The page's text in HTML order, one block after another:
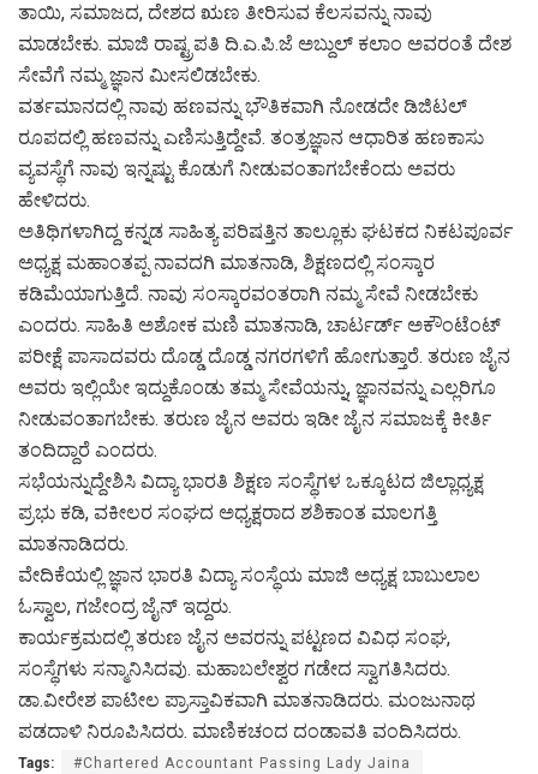
ತಾಯಿ, ಸಮಾಜದ, ದೇಶದ ಋಣ ತೀರಿಸುವ ಕೆಲಸವನ್ನು ನಾವು
ಮಾಡಬೇಕು. ಮಾಜಿ ರಾಷ್ಟ್ರಪತಿ ದಿ.ಎ.ಪಿ.ಜೆ ಅಬ್ದುಲ್ ಕಲಾಂ ಅವರಂತೆ ದೇಶ
ಸೇವೆಗೆ ನಮ್ಮ ಜ್ಞಾನ ಮೀಸಲಿಡಬೇಕು.
ವರ್ತಮಾನದಲ್ಲಿ ನಾವು ಹಣವನ್ನು ಭೌತಿಕವಾಗಿ ನೋಡದೇ ಡಿಜಿಟಲ್
ರೂಪದಲ್ಲಿ ಹಣವನ್ನು ಎಣಿಸುತ್ತಿದ್ದೇವೆ. ತಂತ್ರಜ್ಞಾನ ಆಧಾರಿತ ಹಣಕಾಸು
ವ್ಯವಸ್ಥೆಗೆ ನಾವು ಇನ್ನಷ್ಟು ಕೊಡುಗೆ ನೀಡುವಂತಾಗಬೇಕೆಂದು ಅವರು
ಹೇಳಿದರು.
ಅತಿಥಿಗಳಾಗಿದ್ದ ಕನ್ನಡ ಸಾಹಿತ್ಯ ಪರಿಷತ್ತಿನ ತಾಲ್ಲೂಕು ಘಟಕದ ನಿಕಟಪೂರ್ವ
ಅಧ್ಯಕ್ಷ ಮಹಾಂತಪ್ಪ ನಾವದಗಿ ಮಾತನಾಡಿ, ಶಿಕ್ಷಣದಲ್ಲಿ ಸಂಸ್ಕಾರ
ಕಡಿಮೆಯಾಗುತ್ತಿದೆ. ನಾವು ಸಂಸ್ಕಾರವಂತರಾಗಿ ನಮ್ಮ ಸೇವೆ ನೀಡಬೇಕು
ಎಂದರು. ಸಾಹಿತಿ ಅಶೋಕ ಮಣಿ ಮಾತನಾಡಿ, ಚಾರ್ಟರ್ಡ್ ಅಕೌಂಟೆಂಟ್
ಪರೀಕ್ಷೆ ಪಾಸಾದವರು ದೊಡ್ಡ ದೊಡ್ಡ ನಗರಗಳಿಗೆ ಹೋಗುತ್ತಾರೆ. ತರುಣ ಜೈನ
ಅವರು ಇಲ್ಲಿಯೇ ಇದ್ದುಕೊಂಡು ತಮ್ಮ ಸೇವೆಯನ್ನು, ಜ್ಞಾನವನ್ನು ಎಲ್ಲರಿಗೂ
ನೀಡುವಂತಾಗಬೇಕು. ತರುಣ ಜೈನ ಅವರು ಇಡೀ ಜೈನ ಸಮಾಜಕ್ಕೆ ಕೀರ್ತಿ
ತಂದಿದ್ದಾರೆ ಎಂದರು.
ಸಭೆಯನ್ನುದ್ದೇಶಿಸಿ ವಿದ್ಯಾ ಭಾರತಿ ಶಿಕ್ಷಣ ಸಂಸ್ಥೆಗಳ ಒಕ್ಕೂಟದ ಜಿಲ್ಲಾಧ್ಯಕ್ಷ
ಪ್ರಭು ಕಡಿ, ವಕೀಲರ ಸಂಘದ ಅಧ್ಯಕ್ಷರಾದ ಶಶಿಕಾಂತ ಮಾಲಗತ್ತಿ
ಮಾತನಾಡಿದರು.
ವೇದಿಕೆಯಲ್ಲಿ ಜ್ಞಾನ ಭಾರತಿ ವಿದ್ಯಾ ಸಂಸ್ಥೆಯ ಮಾಜಿ ಅಧ್ಯಕ್ಷ ಬಾಬುಲಾಲ
ಓಸ್ವಾಲ, ಗಜೇಂದ್ರ ಜೈನ್ ಇದ್ದರು.
ಕಾರ್ಯಕ್ರಮದಲ್ಲಿ ತರುಣ ಜೈನ ಅವರನ್ನು ಪಟ್ಟಣದ ವಿವಿಧ ಸಂಘ,
ಸಂಸ್ಥೆಗಳು ಸನ್ಮಾನಿಸಿದವು. ಮಹಾಬಲೇಶ್ವರ ಗಡೇದ ಸ್ವಾಗತಿಸಿದರು.
ಡಾ.ವೀರೇಶ ಪಾಟೀಲ ಪ್ರಾಸ್ತಾವಿಕವಾಗಿ ಮಾತನಾಡಿದರು. ಮಂಜುನಾಥ
ಪಡದಾಳಿ ನಿರೂಪಿಸಿದರು. ಮಾಣಿಕಚಂದ ದಂಡಾವತಿ ವಂದಿಸಿದರು.
Tags: #Chartered Accountant Passing Lady Jaina